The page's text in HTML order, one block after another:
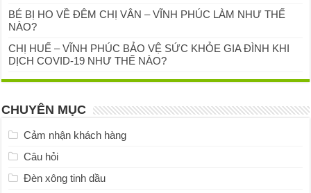
BÉ BỊ HO VỀ ĐÊM CHỊ VÂN – VĨNH PHÚC LÀM NHƯ THẾ
NÀO?
CHỊ HUẾ – VĨNH PHÚC BẢO VỆ SỨC KHỎE GIA ĐÌNH KHI
DỊCH COVID-19 NHƯ THẾ NÀO?
CHUYÊN MỤC
Cảm nhận khách hàng
Câu hỏi
Đèn xông tinh dầu